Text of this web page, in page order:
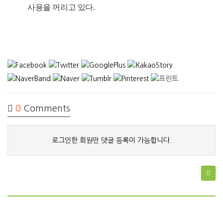
사용을 꺼리고 있다.
0 Comments
로그인한 회원만 댓글 등록이 가능합니다.